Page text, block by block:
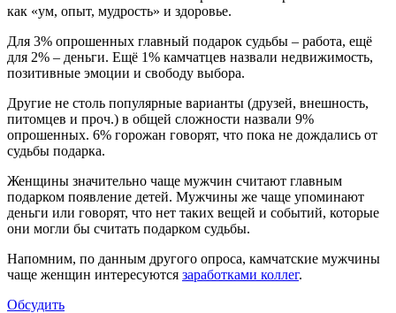
как «ум, опыт, мудрость» и здоровье.
Для 3% опрошенных главный подарок судьбы – работа, ещё
для 2% – деньги. Ещё 1% камчатцев назвали недвижимость,
позитивные эмоции и свободу выбора.
Другие не столь популярные варианты (друзей, внешность,
питомцев и проч.) в общей сложности назвали 9%
опрошенных. 6% горожан говорят, что пока не дождались от
судьбы подарка.
Женщины значительно чаще мужчин считают главным
подарком появление детей. Мужчины же чаще упоминают
деньги или говорят, что нет таких вещей и событий, которые
они могли бы считать подарком судьбы.
Напомним, по данным другого опроса, камчатские мужчины
чаще женщин интересуются заработками коллег.
Обсудить